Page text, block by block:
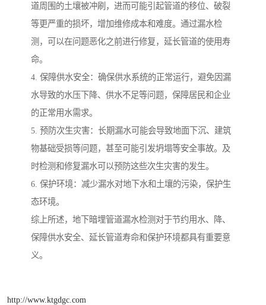
道周围的土壤被冲刷，进而可能引起管道的移位、破裂
等更严重的损坏，增加维修成本和难度。通过漏水检
测，可以在问题恶化之前进行修复，延长管道的使用寿
命。
4. 保障供水安全：确保供水系统的正常运行，避免因漏
水导致的水压下降、供水不足等问题，保障居民和企业
的正常用水需求。
5. 预防次生灾害：长期漏水可能会导致地面下沉、建筑
物基础受损等问题，甚至可能引发坍塌等安全事故。及
时检测和修复漏水可以预防这些次生灾害的发生。
6. 保护环境：减少漏水对地下水和土壤的污染，保护生
态环境。
综上所述，地下暗埋管道漏水检测对于节约用水、降、
保障供水安全、延长管道寿命和保护环境都具有重要意
义。
http://www.ktgdgc.com